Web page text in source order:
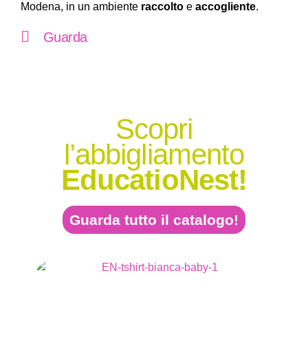
Modena, in un ambiente raccolto e accogliente.
Guarda
Scopri
l’abbigliamento
EducatioNest!
Guarda tutto il catalogo!